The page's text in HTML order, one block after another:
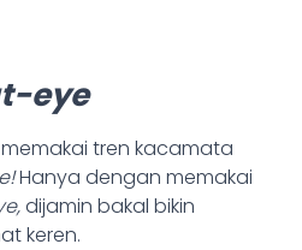
eye
tren kacamata
Hanya dengan memakai
dijamin bakal bikin
keren.